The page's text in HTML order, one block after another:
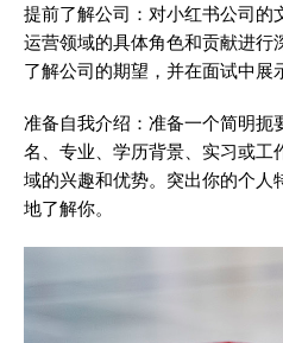
提前了解公司：对小红书公司的
运营领域的具体角色和贡献进行
了解公司的期望，并在面试中展
准备自我介绍：准备一个简明扼
名、专业、学历背景、实习或工
域的兴趣和优势。突出你的个人
地了解你。